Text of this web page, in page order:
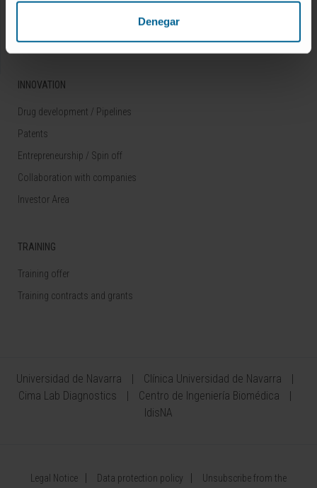
Denegar
INNOVATION
Drug development / Pipelines
Patents
Entrepreneurship / Spin off
Collaboration with companies
Investor Area
TRAINING
Training offer
Training contracts and grants
Universidad de Navarra
Clínica Universidad de Navarra
Cima Lab Diagnostics
Centro de Ingeniería Biomédica
IdisNA
Legal Notice Data protection policy Unsubscribe from the